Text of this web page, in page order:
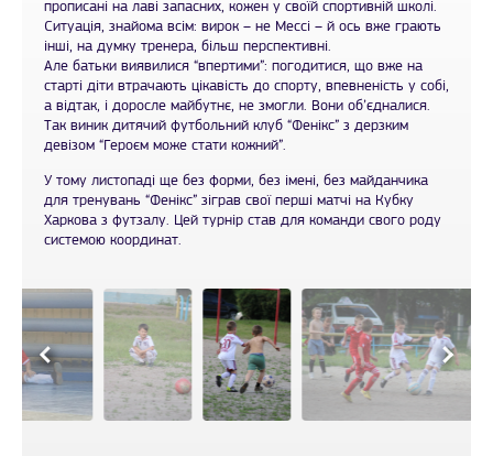
прописані на лаві запасних, кожен у своїй спортивній школі.
Ситуація, знайома всім: вирок – не Мессі – й ось вже грають
інші, на думку тренера, більш перспективні.
Але батьки виявилися “впертими”: погодитися, що вже на
старті діти втрачають цікавість до спорту, впевненість у собі,
а відтак, і доросле майбутнє, не змогли. Вони об’єдналися.
Так виник дитячий футбольний клуб “Фенікс” з дерзким
девізом “Героєм може стати кожний”.
У тому листопаді ще без форми, без імені, без майданчика
для тренувань “Фенікс” зіграв свої перші матчі на Кубку
Харкова з футзалу. Цей турнір став для команди свого роду
системою координат.